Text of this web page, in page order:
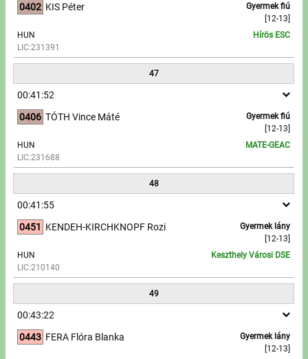
0402
Gyermek fiú
[12-13]
KIS Péter
HUN
LIC:231391
Hírös ESC
47
00:41:52
0406
Gyermek fiú
[12-13]
TÓTH Vince Máté
HUN
LIC:231688
MATE-GEAC
48
00:41:55
0451
Gyermek lány
[12-13]
KENDEH-KIRCHKNOPF Rozi
HUN
LIC:210140
Keszthely Városi DSE
49
00:43:22
0443
Gyermek lány
[12-13]
FERA Flóra Blanka